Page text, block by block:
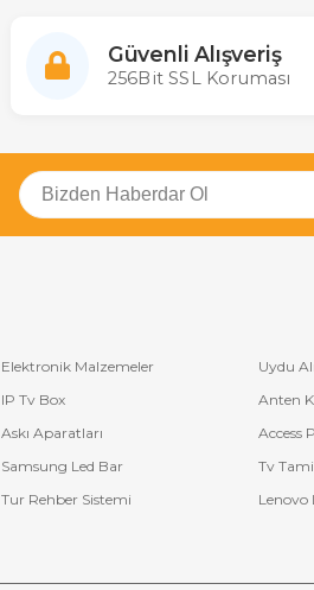
Güvenli Alışveriş
256Bit SSL Koruması
Elektronik Malzemeler Uydu
IP Tv Box Anten
Askı Aparatları Access
Samsung Led Bar Tv
Tur Rehber Sistemi Lenovo